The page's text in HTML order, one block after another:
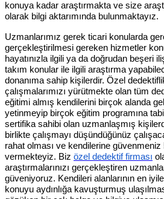
konuya kadar araştırmakta ve size
olarak bilgi aktarımında bulunmaktayız.
Uzmanlarımız gerek ticari konularda
gerçekleştirilmesi gereken hizmetler
hayatınızla ilgili ya da doğrudan beşeri
takım konular ile ilgili araştırma
donanıma sahip kişilerdir. Özel
çalışmalarımızı yürütmekte olan tüm
eğitimi almış kendilerini birçok alanda
yetinmeyip birçok eğitim programına
sertifika sahibi olan uzmanlaşmış
birlikte çalışmayı düşündüğünüz
rahat olması ve kendilerine
vermekteyiz. Biz özel dedektif firması
araştırmalarınızı gerçekleştiren
güveniyoruz. Kendileri alanlarının en
konuyu aydınlığa kavuşturmuş